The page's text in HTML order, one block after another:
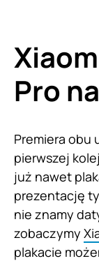
Pro
Premiera obu
pierwszej
już nawet
prezentację
nie znamy
zobaczymy
plakacie